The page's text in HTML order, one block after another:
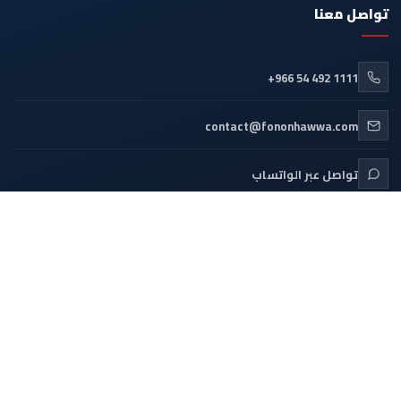
تواصل معنا
+966 54 492 1111
contact@fononhawwa.com
تواصل عبر الواتساب